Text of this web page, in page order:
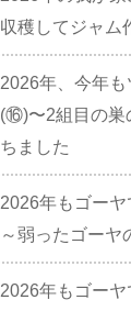
収穫してジャム
2026年、今年
(⑯)〜2組目の巣
ちました
2026年もゴー
～弱ったゴーヤ
2026年もゴー